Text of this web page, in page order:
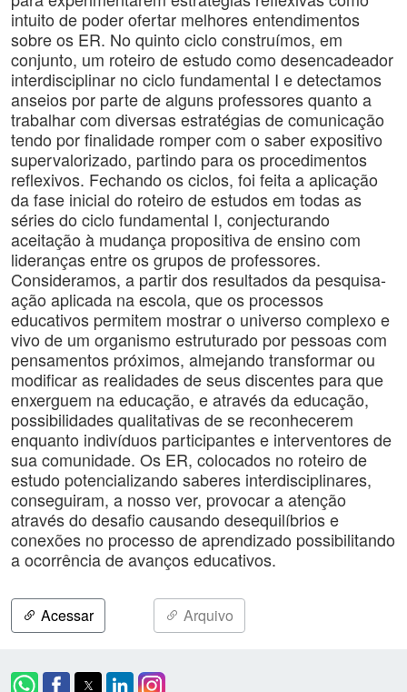
intuito de poder ofertar melhores entendimentos
sobre os ER. No quinto ciclo construímos, em
conjunto, um roteiro de estudo como desencadeador
interdisciplinar no ciclo fundamental I e detectamos
anseios por parte de alguns professores quanto a
trabalhar com diversas estratégias de comunicação
tendo por finalidade romper com o saber expositivo
supervalorizado, partindo para os procedimentos
reflexivos. Fechando os ciclos, foi feita a aplicação
da fase inicial do roteiro de estudos em todas as
séries do ciclo fundamental I, conjecturando
aceitação à mudança propositiva de ensino com
lideranças entre os grupos de professores.
Consideramos, a partir dos resultados da pesquisa-
ação aplicada na escola, que os processos
educativos permitem mostrar o universo complexo e
vivo de um organismo estruturado por pessoas com
pensamentos próximos, almejando transformar ou
modificar as realidades de seus discentes para que
enxerguem na educação, e através da educação,
possibilidades qualitativas de se reconhecerem
enquanto indivíduos participantes e interventores de
sua comunidade. Os ER, colocados no roteiro de
estudo potencializando saberes interdisciplinares,
conseguiram, a nosso ver, provocar a atenção
através do desafio causando desequilíbrios e
conexões no processo de aprendizado possibilitando
a ocorrência de avanços educativos.
Acessar Arquivo